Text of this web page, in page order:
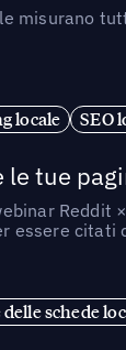
misurano
locale SEO
tue
Reddit
essere citati
schede